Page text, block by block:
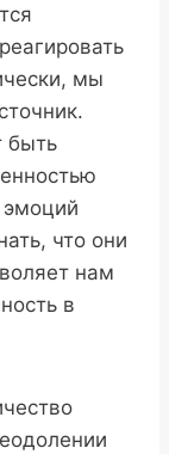
мы
быть
что они
нам
в